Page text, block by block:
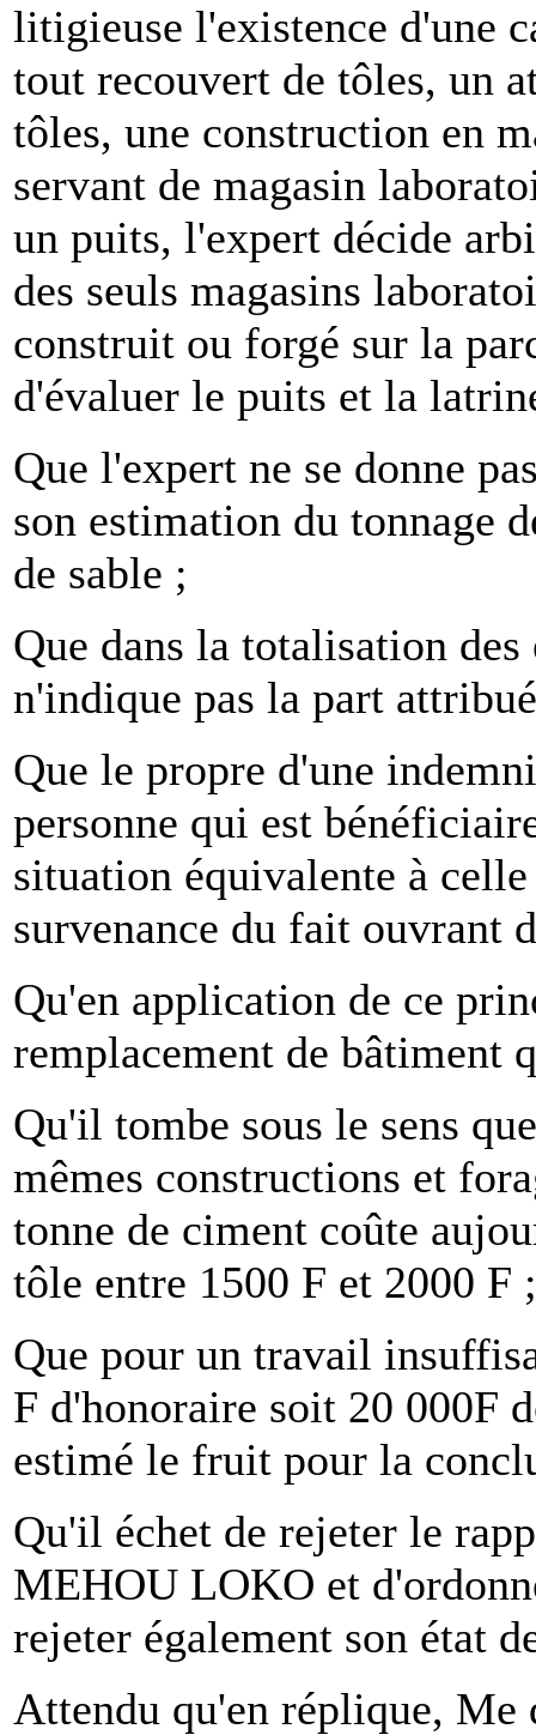
litigieuse l'existence d'une
tout recouvert de tôles, un
tôles, une construction en
servant de magasin
un puits, l'expert décide
des seuls magasins
construit ou forgé sur la
d'évaluer le puits et la
Que l'expert ne se donne
son estimation du tonnage
de sable ;
Que dans la totalisation
n'indique pas la part
Que le propre d'une
personne qui est
situation équivalente à
survenance du fait ouvrant
Qu'en application de ce
remplacement de bâtiment
Qu'il tombe sous le sens
mêmes constructions et
tonne de ciment coûte
tôle entre 1500 F et 2000 F ;
Que pour un travail
F d'honoraire soit 20 000F
estimé le fruit pour la
Qu'il échet de rejeter le
MEHOU LOKO et
rejeter également son état
Attendu qu'en réplique, Me